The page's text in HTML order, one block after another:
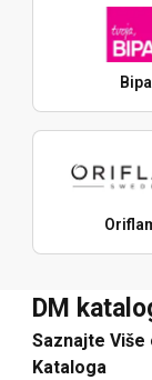
Bipa
DM
Saznajte Više
Kataloga